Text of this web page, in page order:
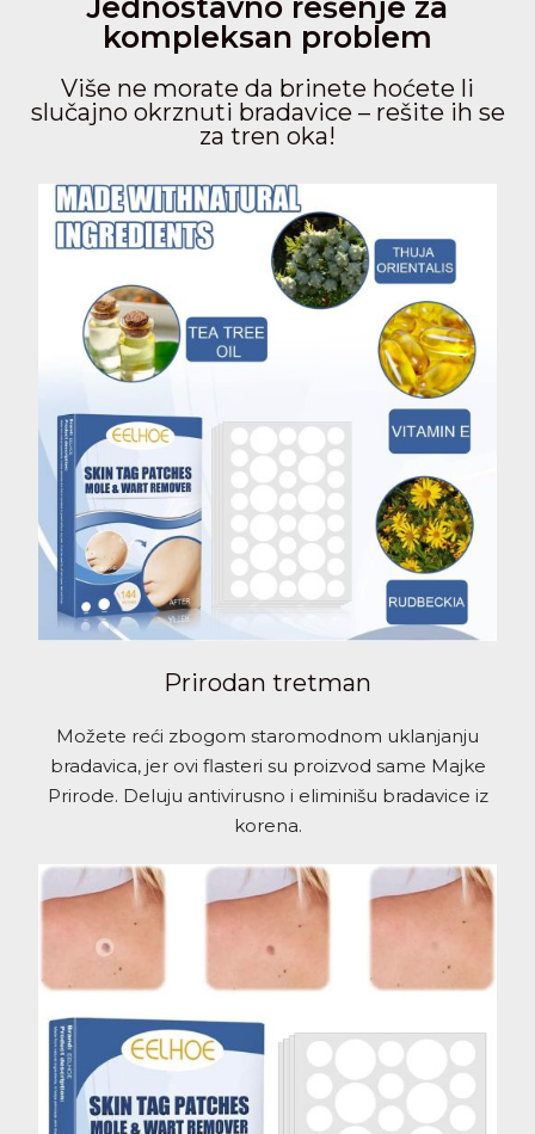
Jednostavno rešenje za
kompleksan problem
Više ne morate da brinete hoćete li
slučajno okrznuti bradavice – rešite ih se
za tren oka!
Prirodan tretman
Možete reći zbogom staromodnom uklanjanju
bradavica, jer ovi flasteri su proizvod same Majke
Prirode. Deluju antivirusno i eliminišu bradavice iz
korena.